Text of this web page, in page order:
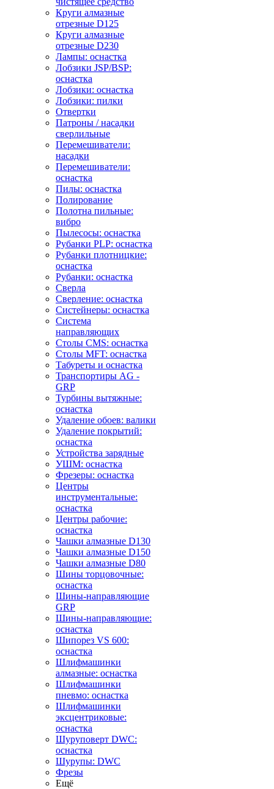
Круги алмазные
отрезные D125
Круги алмазные
отрезные D230
Лампы: оснастка
Лобзики JSP/BSP:
оснастка
Лобзики: оснастка
Лобзики: пилки
Отвертки
Патроны / насадки
сверлильные
Перемешиватели:
насадки
Перемешиватели:
оснастка
Пилы: оснастка
Полирование
Полотна пильные:
вибро
Пылесосы: оснастка
Рубанки PLP: оснастка
Рубанки плотницкие:
оснастка
Рубанки: оснастка
Сверла
Сверление: оснастка
Систейнеры: оснастка
Система
направляющих
Столы CMS: оснастка
Столы MFT: оснастка
Табуреты и оснастка
Транспортиры AG -
GRP
Турбины вытяжные:
оснастка
Удаление обоев: валики
Удаление покрытий:
оснастка
Устройства зарядные
УШМ: оснастка
Фрезеры: оснастка
Центры
инструментальные:
оснастка
Центры рабочие:
оснастка
Чашки алмазные D130
Чашки алмазные D150
Чашки алмазные D80
Шины торцовочные:
оснастка
Шины-направляющие
GRP
Шины-направляющие:
оснастка
Шипорез VS 600:
оснастка
Шлифмашинки
алмазные: оснастка
Шлифмашинки
пневмо: оснастка
Шлифмашинки
эксцентриковые:
оснастка
Шуруповерт DWC:
оснастка
Шурупы: DWC
Фрезы
Ещё